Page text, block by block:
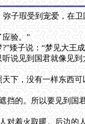
弥子瑕受到宠爱，在
应验。”
矮子说：“梦见大王
听说见到国君就像见
天下，没有一样东西
挡的。所以要见到国
对着火取暖。后边的